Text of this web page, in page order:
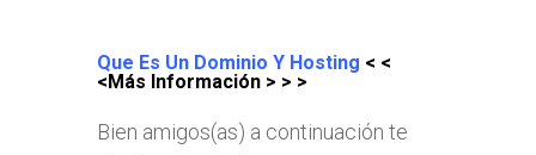
Que Es Un Dominio Y Hosting < <
<Más Información> > >
Bien amigos(as) a continuación te